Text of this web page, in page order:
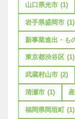
山口県光市 (1)
岩手県盛岡市 (1)
新事業進出・も
東京都渋谷区 (1)
武蔵村山市 (2)
清瀬市 (1)
福岡県岡垣町 (1)